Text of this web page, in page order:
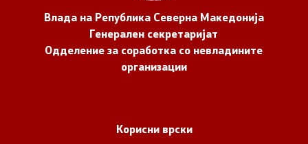
Влада на Република Северна Македонија
Генерален секретаријат
Одделение за соработка со невладините
организации
Корисни врски